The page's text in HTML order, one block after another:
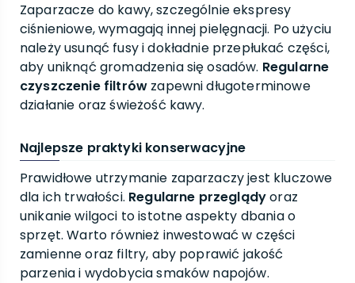
Zaparzacze do kawy, szczególnie ekspresy
ciśnieniowe, wymagają innej pielęgnacji. Po użyciu
należy usunąć fusy i dokładnie przepłukać części,
aby uniknąć gromadzenia się osadów. Regularne
czyszczenie filtrów zapewni długoterminowe
działanie oraz świeżość kawy.
Najlepsze praktyki konserwacyjne
Prawidłowe utrzymanie zaparzaczy jest kluczowe
dla ich trwałości. Regularne przeglądyoraz
unikanie wilgoci to istotne aspekty dbania o
sprzęt. Warto również inwestować w części
zamienne oraz filtry, aby poprawić jakość
parzenia i wydobycia smaków napojów.